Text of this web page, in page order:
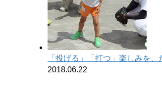
「投げる」「打つ」楽しみを
2018.06.22